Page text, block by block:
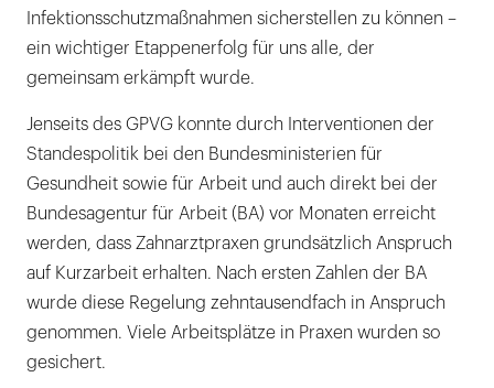
Infektionsschutzmaßnahmen sicherstellen zu können –
ein wichtiger Etappenerfolg für uns alle, der
gemeinsam erkämpft wurde.
Jenseits des GPVG konnte durch Interventionen der
Standespolitik bei den Bundesministerien für
Gesundheit sowie für Arbeit und auch direkt bei der
Bundesagentur für Arbeit (BA) vor Monaten erreicht
werden, dass Zahnarztpraxen grundsätzlich Anspruch
auf Kurzarbeit erhalten. Nach ersten Zahlen der BA
wurde diese Regelung zehntausendfach in Anspruch
genommen. Viele Arbeitsplätze in Praxen wurden so
gesichert.